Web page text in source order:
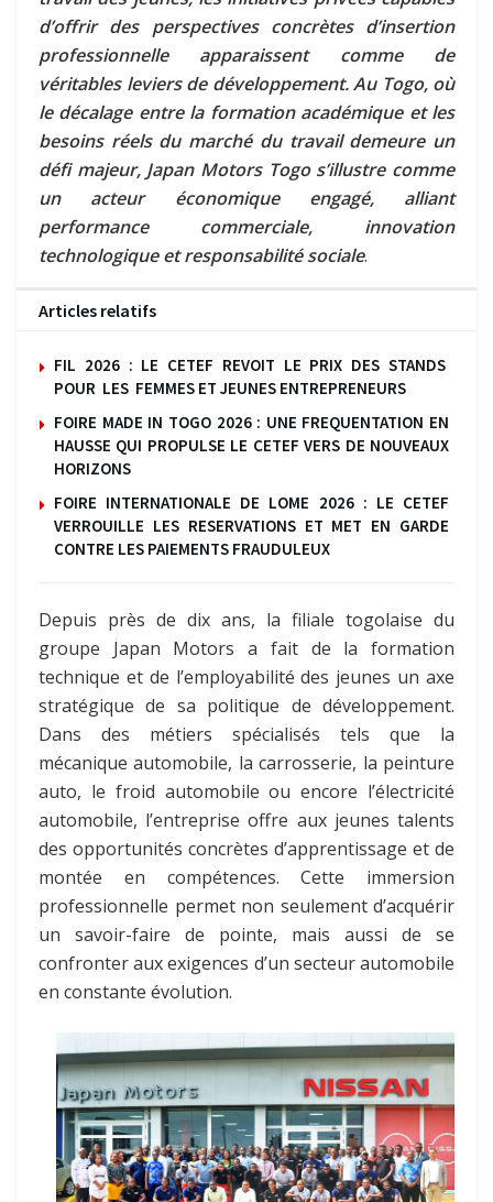
d’offrir des perspectives concrètes d’insertion
professionnelle apparaissent comme de
véritables leviers de développement. Au Togo, où
le décalage entre la formation académique et les
besoins réels du marché du travail demeure un
défi majeur, Japan Motors Togo s’illustre comme
un acteur économique engagé, alliant
performance commerciale, innovation
technologique et responsabilité sociale.
Articles relatifs
FIL 2026 : LE CETEF REVOIT LE PRIX DES STANDS
POUR LES FEMMES ET JEUNES ENTREPRENEURS
FOIRE MADE IN TOGO 2026 : UNE FREQUENTATION EN
HAUSSE QUI PROPULSE LE CETEF VERS DE NOUVEAUX
HORIZONS
FOIRE INTERNATIONALE DE LOME 2026 : LE CETEF
VERROUILLE LES RESERVATIONS ET MET EN GARDE
CONTRE LES PAIEMENTS FRAUDULEUX
Depuis près de dix ans, la filiale togolaise du
groupe Japan Motors a fait de la formation
technique et de l’employabilité des jeunes un axe
stratégique de sa politique de développement.
Dans des métiers spécialisés tels que la
mécanique automobile, la carrosserie, la peinture
auto, le froid automobile ou encore l’électricité
automobile, l’entreprise offre aux jeunes talents
des opportunités concrètes d’apprentissage et de
montée en compétences. Cette immersion
professionnelle permet non seulement d’acquérir
un savoir-faire de pointe, mais aussi de se
confronter aux exigences d’un secteur automobile
en constante évolution.